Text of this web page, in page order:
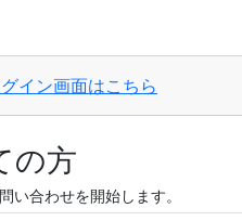
イン画面はこちら
の方
い合わせを開始します。